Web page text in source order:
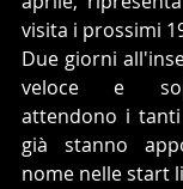
visita i prossimi
Due giorni
veloce e
attendono i
già stanno
nome nelle start